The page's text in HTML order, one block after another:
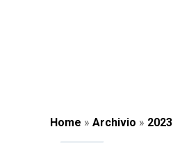
Home » Archivio » 2023